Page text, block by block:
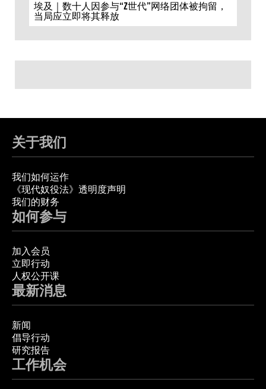
埃及｜数十人因参与“Z世代”网络团体被拘留，
当局应立即将其释放
关于我们
我们如何运作
《现代奴役法》透明度声明
我们的财务
如何参与
加入会员
立即行动
人权公开课
最新消息
新闻
倡导行动
研究报告
工作机会